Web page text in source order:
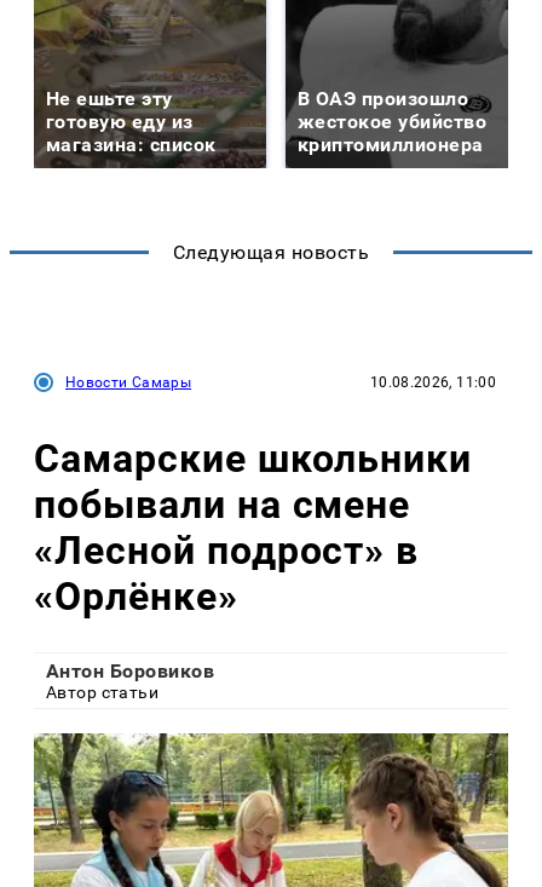
Не ешьте эту
готовую еду из
магазина: список
В ОАЭ произошло
жестокое убийство
криптомиллионера
Следующая новость
Новости Самары 10.08.2026, 11:00
Самарские школьники
побывали на смене
«Лесной подрост» в
«Орлёнке»
Антон Боровиков
Автор статьи